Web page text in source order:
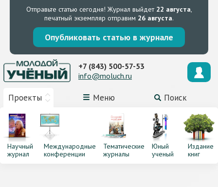
Отправьте статью сегодня! Журнал выйдет 22 августа,
печатный экземпляр отправим 26 августа.
Опубликовать статью в журнале
Проекты Меню Поиск
+7 (843) 500-57-53
info@moluch.ru
Научный
журнал
Международные
конференции
Тематические
журналы
Юный
ученый
Издание
книг